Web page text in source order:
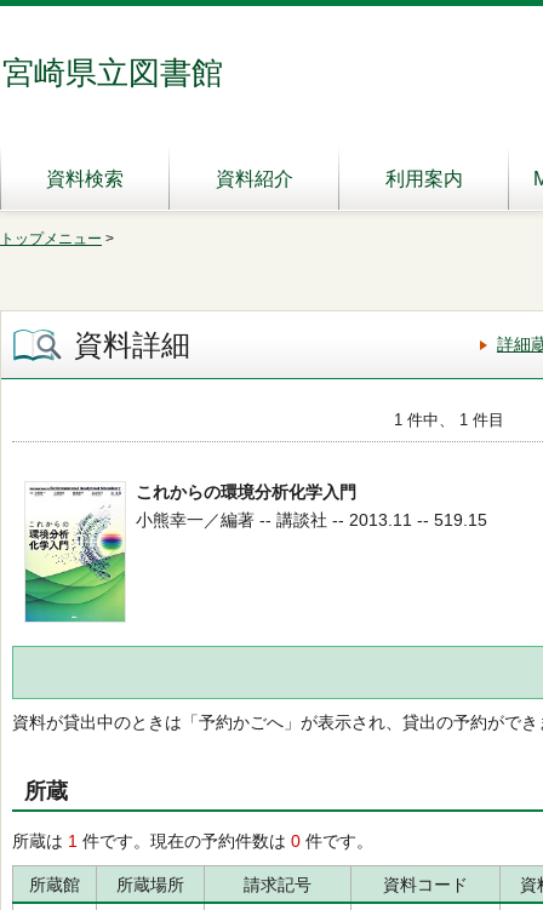
宮崎県立図書館
資料検索 資料紹介 利用案内
トップメニュー >
資料詳細 詳細
1 件中、 1 件目
これからの環境分析化学入門
小熊幸一／編著 -- 講談社 -- 2013.11 -- 519.15
資料が貸出中のときは「予約かごへ」が表示され、貸出の予約ができ
所蔵
所蔵は 1 件です。現在の予約件数は 0 件です。
所蔵館 所蔵場所 請求記号 資料コード 資